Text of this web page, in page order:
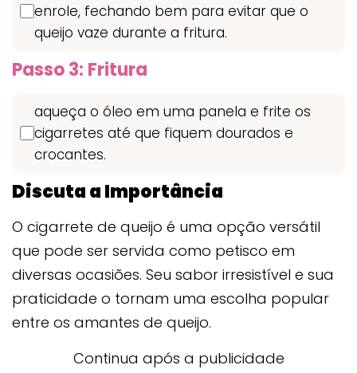
enrole, fechando bem para evitar que o
queijo vaze durante a fritura.
Passo 3: Fritura
aqueça o óleo em uma panela e frite os
cigarretes até que fiquem dourados e
crocantes.
Discuta a Importância
O cigarrete de queijo é uma opção versátil
que pode ser servida como petisco em
diversas ocasiões. Seu sabor irresistível e sua
praticidade o tornam uma escolha popular
entre os amantes de queijo.
Continua após a publicidade